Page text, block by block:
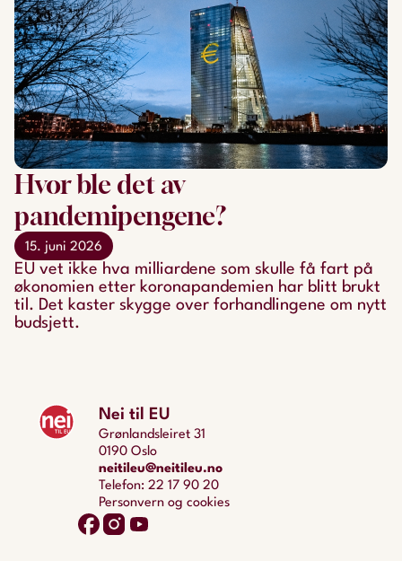
Hvor ble det av
pandemipengene?
15. juni 2026
EU vet ikke hva milliardene som skulle få fart på
økonomien etter koronapandemien har blitt brukt
til. Det kaster skygge over forhandlingene om nytt
budsjett.
Nei til EU
Grønlandsleiret 31
0190 Oslo
neitileu@neitileu.no
Telefon: 22 17 90 20
Personvern og cookies